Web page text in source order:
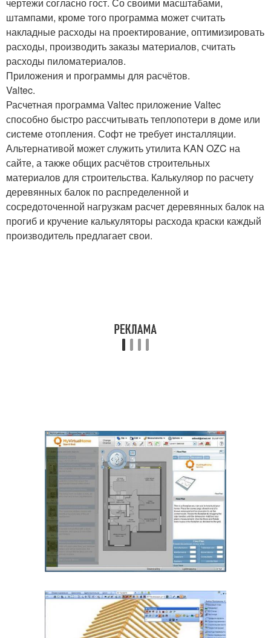
чертежи согласно гост. Со своими масштабами,
штампами, кроме того программа может считать
накладные расходы на проектирование, оптимизировать
расходы, производить заказы материалов, считать
расходы пиломатериалов.
Приложения и программы для расчётов.
Valtec.
Расчетная программа Valtec приложение Valtec
способно быстро рассчитывать теплопотери в доме или
системе отопления. Софт не требует инсталляции.
Альтернативой может служить утилита KAN OZC на
сайте, а также общих расчётов строительных
материалов для строительства. Калькуляор по расчету
деревянных балок по распределенной и
сосредоточенной нагрузкам расчет деревянных балок на
прогиб и кручение калькуляторы расхода краски каждый
производитель предлагает свои.